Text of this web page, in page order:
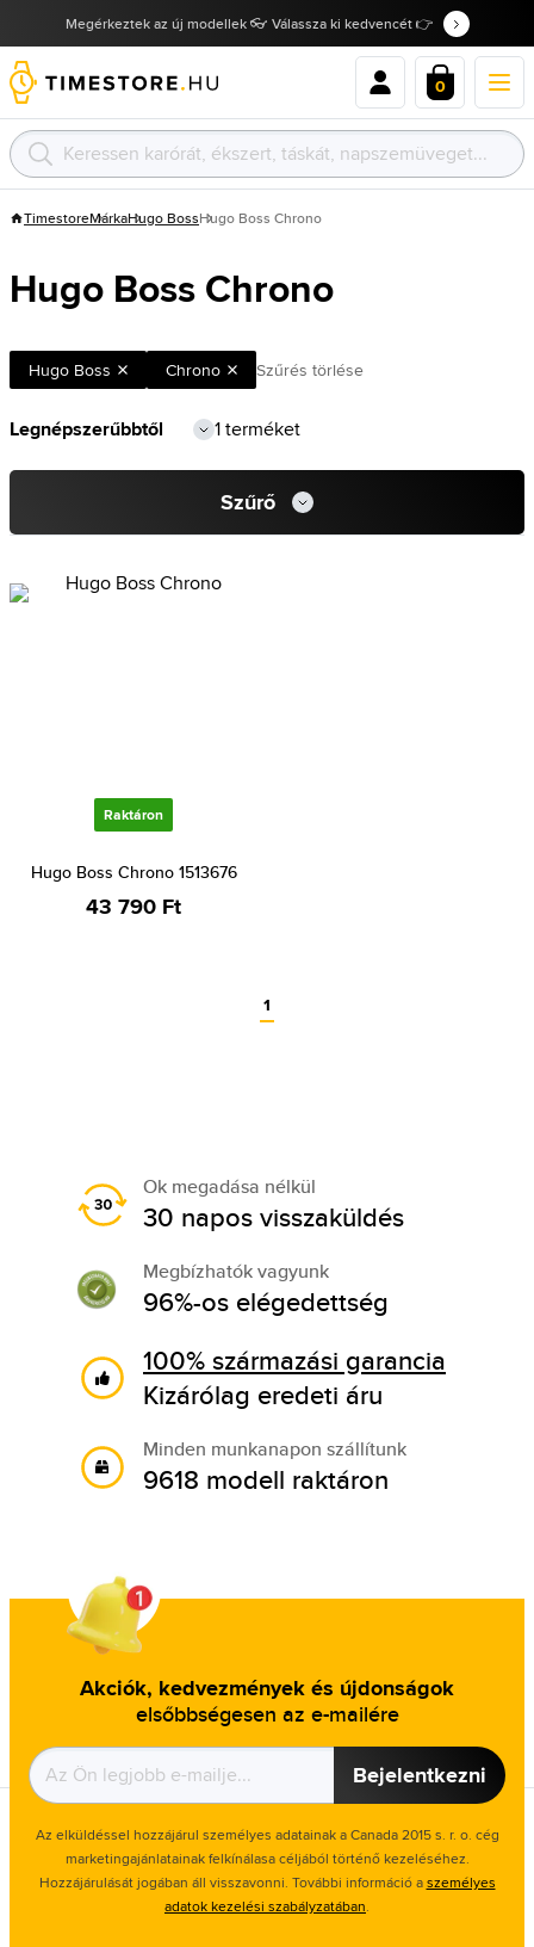
Megérkeztek az új modellek 👓 Válassza ki kedvencét 👉
0
TimestoreMárkaHugo BossHugo Boss Chrono
Hugo Boss Chrono
Hugo Boss Chrono Szűrés törlése
1 terméket
Szűrő
Raktáron
Hugo Boss Chrono 1513676
43 790 Ft
1
Ok megadása nélkül
30 napos visszaküldés
Megbízhatók vagyunk
96%-os elégedettség
100% származási garancia
Kizárólag eredeti áru
Minden munkanapon szállítunk
9618 modell raktáron
Akciók, kedvezmények és újdonságok
elsőbbségesen az e-mailére
Bejelentkezni
Az elküldéssel hozzájárul személyes adatainak a Canada 2015 s. r. o. cég
marketingajánlatainak felkínálasa céljából történő kezeléséhez.
Hozzájárulását jogában áll visszavonni. További információ aszemélyes
adatok kezelési szabályzatában.